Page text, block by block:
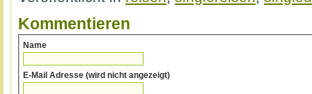
Kommentieren
Name
E-Mail Adresse (wird nicht angezeigt)